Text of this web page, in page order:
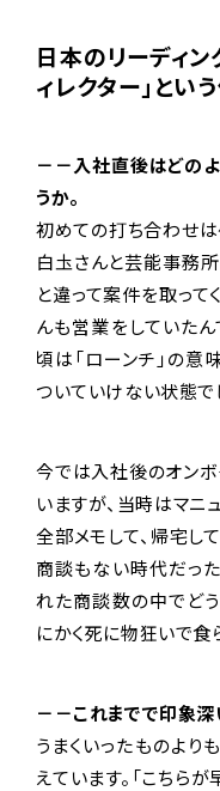
日本のリーディ
ィレクター」とい
－－入社直後はどの
うか。
初めての打ち合わせ
白圡さんと芸能事務
と違って案件を取って
んも営業をしていた
頃は「ローンチ」の意
ついていけない状態で
今では入社後のオン
いますが、当時はマニ
全部メモして、帰宅
商談もない時代だっ
れた商談数の中でど
にかく死に物狂いで食
－－これまでで印象深
うまくいったものより
えています。「こちら